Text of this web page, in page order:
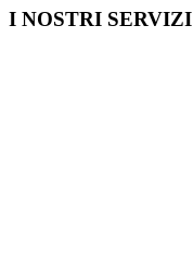
I NOSTRI SERVIZI